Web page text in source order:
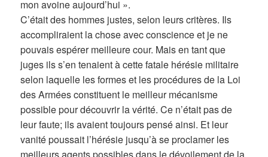
mon avoine aujourd’hui ».
C’était des hommes justes, selon leurs critères. Ils
accompliraient la chose avec conscience et je ne
pouvais espérer meilleure cour. Mais en tant que
juges ils s’en tenaient à cette fatale hérésie militaire
selon laquelle les formes et les procédures de la Loi
des Armées constituent le meilleur mécanisme
possible pour découvrir la vérité. Ce n’était pas de
leur faute; ils avaient toujours pensé ainsi. Et leur
vanité poussait l’hérésie jusqu’à se proclamer les